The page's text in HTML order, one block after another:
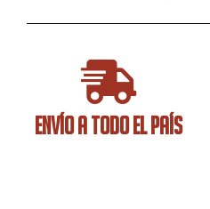
ENVÍO A TODO EL PAÍS